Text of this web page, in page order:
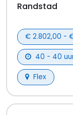
Randstad
€ 2.802,00 -
40 - 40
Flex